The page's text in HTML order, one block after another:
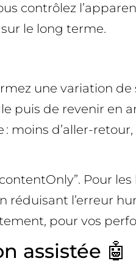
contrôlez
le long terme.
une variation
puis de revenir en
moins d’aller-
Pour
l’erreur
pour vos
assistée 🤖